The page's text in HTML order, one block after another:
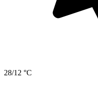
28/12 °C